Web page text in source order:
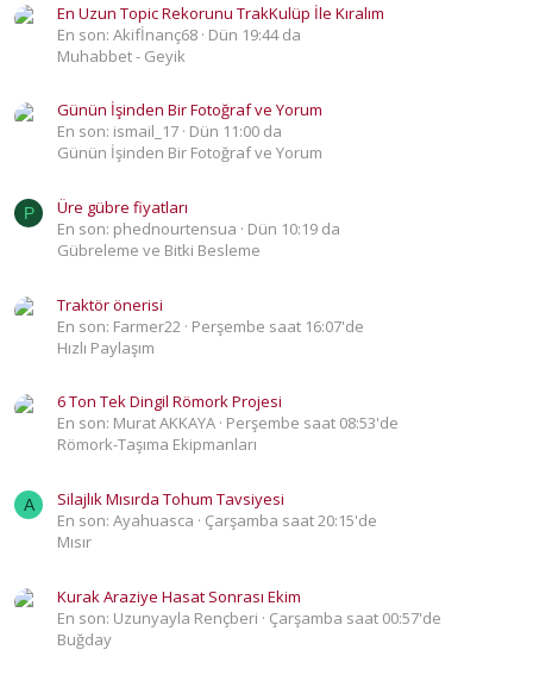
En Uzun Topic Rekorunu TrakKulüp İle Kıralım
En son: Akifİnanç68 Dün 19:44 da
Muhabbet - Geyik
Günün İşinden Bir Fotoğraf ve Yorum
En son: ismail_17 Dün 11:00 da
Günün İşinden Bir Fotoğraf ve Yorum
P
Üre gübre fiyatları
En son: phednourtensua
Dün 10:19 da
Gübreleme ve Bitki Besleme
Traktör önerisi
En son: Farmer22 Perşembe saat 16:07'de
Hızlı Paylaşım
6 Ton Tek Dingil Römork Projesi
En son: Murat AKKAYA Perşembe saat 08:53'de
Römork-Taşıma Ekipmanları
A
Silajlık Mısırda Tohum Tavsiyesi
En son: Ayahuasca
Çarşamba saat 20:15'de
Mısır
Kurak Araziye Hasat Sonrası Ekim
En son: Uzunyayla Rençberi
Çarşamba saat 00:57'de
Buğday